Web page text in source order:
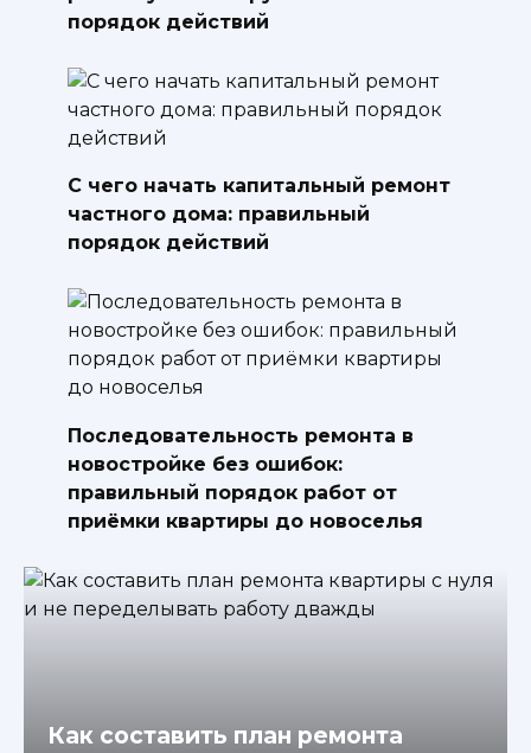
порядок действий
С чего начать капитальный ремонт
частного дома: правильный
порядок действий
Последовательность ремонта в
новостройке без ошибок:
правильный порядок работ от
приёмки квартиры до новоселья
Как составить план ремонта